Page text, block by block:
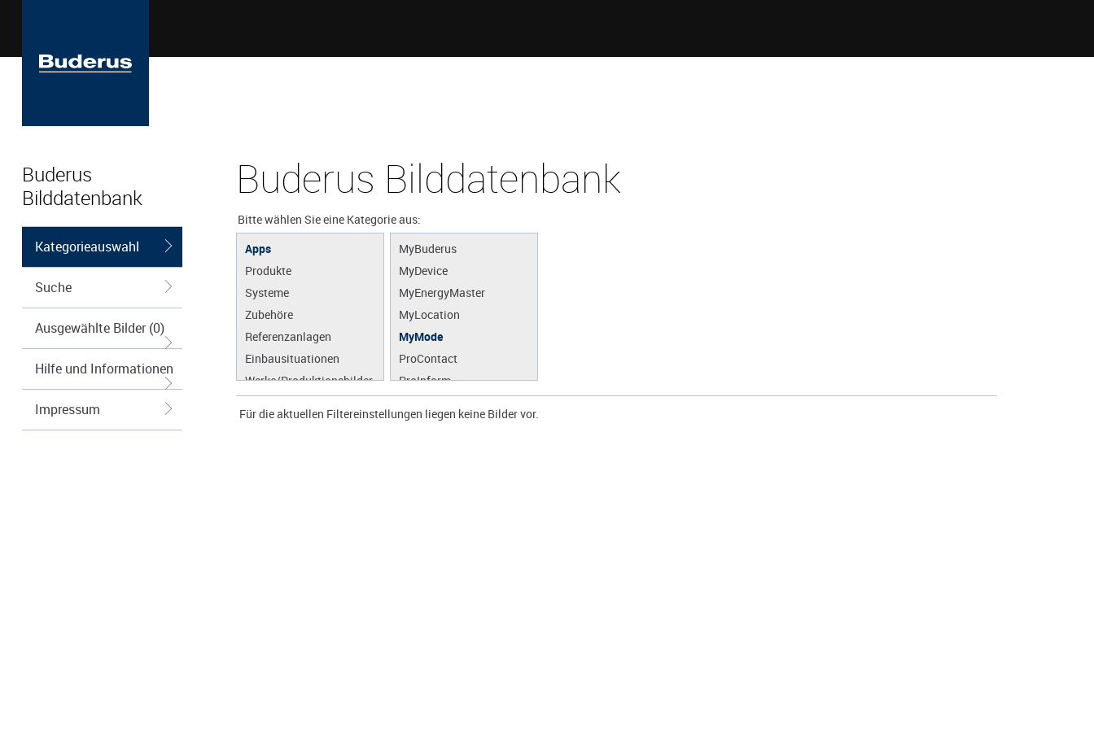
Buderus
Bilddatenbank
Kategorieauswahl
Suche
Ausgewählte Bilder (0)
Hilfe und Informationen
Impressum
Buderus Bilddatenbank
Bitte wählen Sie eine Kategorie aus:
Apps
Produkte
Systeme
Zubehöre
Referenzanlagen
Einbausituationen
Werke/Produktionsbilder
MyBuderus
MyDevice
MyEnergyMaster
MyLocation
MyMode
ProContact
ProInform
ProScan
Für die aktuellen Filtereinstellungen liegen keine Bilder vor.